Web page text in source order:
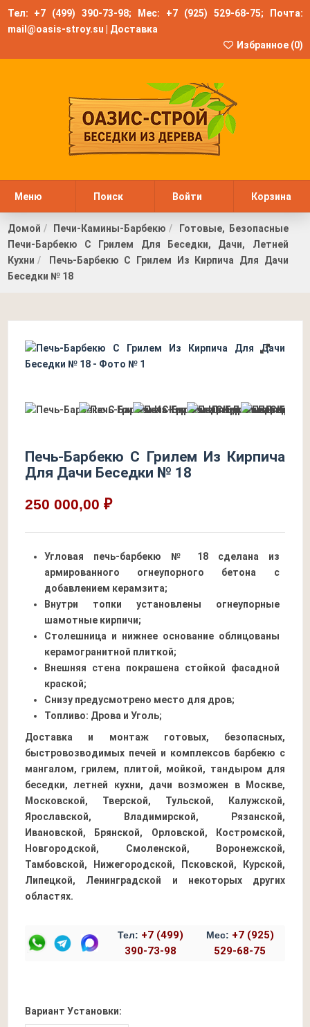
Тел: +7 (499) 390-73-98; Мес: +7 (925) 529-68-75; Почта:
mail@oasis-stroy.su
Доставка
Избранное (0)
Меню Поиск Войти Корзина
Домой Печи-Камины-Барбекю
Готовые, Безопасные
Печи-Барбекю С Грилем Для Беседки, Дачи, Летней
Кухни
Печь-Барбекю С Грилем Из Кирпича Для Дачи
Беседки № 18
Печь-Барбекю С Грилем Из Кирпича
Для Дачи Беседки № 18
250 000,00 ₽
Угловая печь-барбекю № 18 сделана из
армированного огнеупорного бетона с
добавлением керамзита;
Внутри топки установлены огнеупорные
шамотные кирпичи;
Столешница и нижнее основание облицованы
керамогранитной плиткой;
Внешняя стена покрашена стойкой фасадной
краской;
Снизу предусмотрено место для дров;
Топливо: Дрова и Уголь;
Доставка и монтаж готовых, безопасных,
быстровозводимых печей и комплексов барбекю с
мангалом, грилем, плитой, мойкой, тандыром для
беседки, летней кухни, дачи возможен в Москве,
Московской, Тверской, Тульской, Калужской,
Ярославской, Владимирской, Рязанской,
Ивановской, Брянской, Орловской, Костромской,
Новгородской, Смоленской, Воронежской,
Тамбовской, Нижегородской, Псковской, Курской,
Липецкой, Ленинградской и некоторых других
областях.
Тел: +7 (499)
390-73-98
Мес: +7 (925)
529-68-75
Вариант Установки: